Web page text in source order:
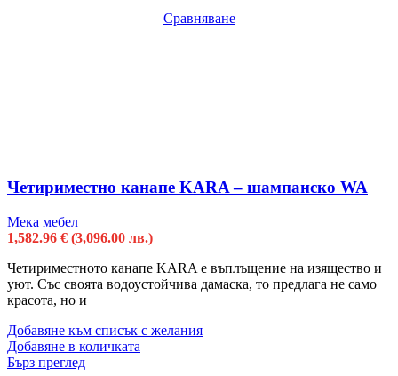
Сравняване
Четириместно канапе KARA – шампанско WA
Мека мебел
1,582.96 € (3,096.00 лв.)
Четириместното канапе KARA е въплъщение на изящество и
уют. Със своята водоустойчива дамаска, то предлага не само
красота, но и
Добавяне към списък с желания
Добавяне в количката
Бърз преглед